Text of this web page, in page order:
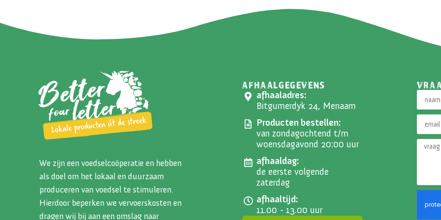
We zijn een voedselcoöperatie en hebben
als doel om het lokaal en duurzaam
produceren van voedsel te stimuleren.
Hierdoor beperken we vervoerskosten en
dragen wij bij aan een omslag naar
AFHAALGEGEVENS
afhaaladres:
Bitgumerdyk 24, Menaam
Producten bestellen:
van zondagochtend t/m
woensdagavond 20:00 uur
afhaaldag:
de eerste volgende
zaterdag
afhaaltijd:
11.00 - 13.00 uur